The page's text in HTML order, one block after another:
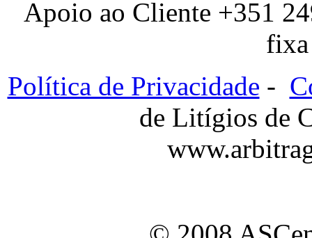
Apoio ao Cliente +351
Política de Privacidade -
de Litígios de